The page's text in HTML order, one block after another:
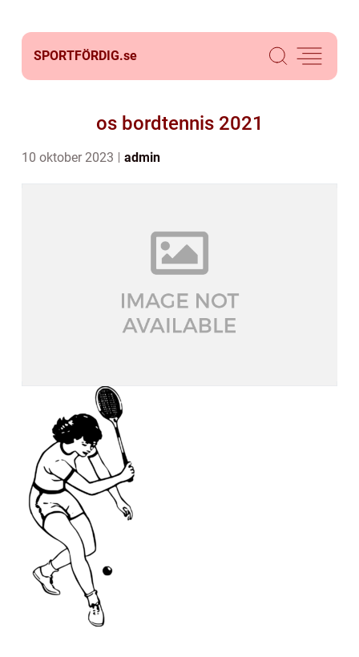
SPORTFÖRDIG.se
os bordtennis 2021
10 oktober 2023 admin